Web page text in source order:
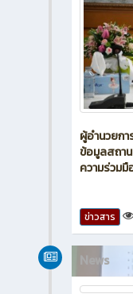
เข้าร่วมโค
ข่าวสาร
News